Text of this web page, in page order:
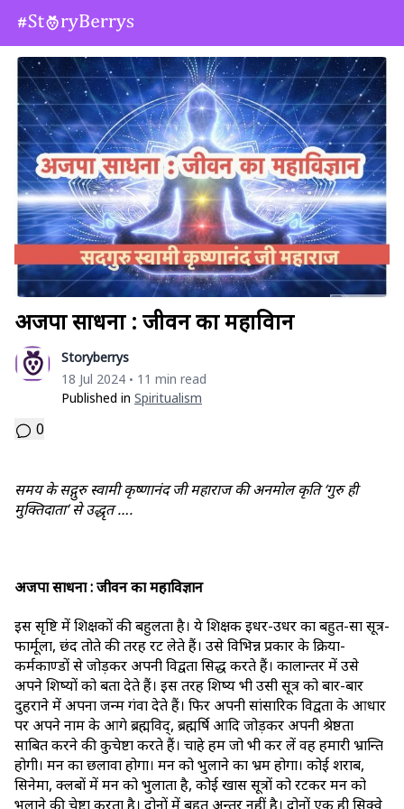
अजपा साधना : जीवन का महाविज्ञान
Storyberrys
18 Jul 2024 • 11 min read
Published in Spiritualism
0
समय के सद्गुरु स्वामी कृष्णानंद जी महाराज की अनमोल कृति ‘गुरु ही
मुक्तिदाता’ से उद्धृत ….
अजपा साधना : जीवन का महाविज्ञान
इस सृष्टि में शिक्षकों की बहुलता है। ये शिक्षक इधर-उधर का बहुत-सा सूत्र-
फार्मूला, छंद तोते की तरह रट लेते हैं। उसे विभिन्न प्रकार के क्रिया-
कर्मकाण्डों से जोड़कर अपनी विद्वता सिद्ध करते हैं। कालान्तर में उसे
अपने शिष्यों को बता देते हैं। इस तरह शिष्य भी उसी सूत्र को बार-बार
दुहराने में अपना जन्म गंवा देते हैं। फिर अपनी सांसारिक विद्वता के आधार
पर अपने नाम के आगे ब्रह्मविद्, ब्रह्मर्षि आदि जोड़कर अपनी श्रेष्ठता
साबित करने की कुचेष्टा करते हैं। चाहे हम जो भी कर लें वह हमारी भ्रान्ति
होगी। मन का छलावा होगा। मन को भुलाने का भ्रम होगा। कोई शराब,
सिनेमा, क्लबों में मन को भुलाता है, कोई खास सूत्रों को रटकर मन को
भुलाने की चेष्टा करता है। दोनों में बहुत अन्तर नहीं है। दोनों एक ही सिक्वे